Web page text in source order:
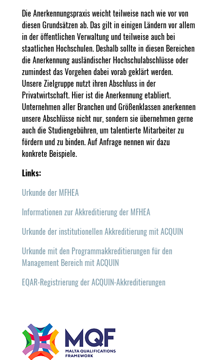
Die Anerkennungspraxis weicht teilweise nach wie vor von
diesen Grundsätzen ab. Das gilt in einigen Ländern vor allem
in der öffentlichen Verwaltung und teilweise auch bei
staatlichen Hochschulen. Deshalb sollte in diesen Bereichen
die Anerkennung ausländischer Hochschulabschlüsse oder
zumindest das Vorgehen dabei vorab geklärt werden.
Unsere Zielgruppe nutzt ihren Abschluss in der
Privatwirtschaft. Hier ist die Anerkennung etabliert.
Unternehmen aller Branchen und Größenklassen anerkennen
unsere Abschlüsse nicht nur, sondern sie übernehmen gerne
auch die Studiengebühren, um talentierte Mitarbeiter zu
fördern und zu binden. Auf Anfrage nennen wir dazu
konkrete Beispiele.
Links:
Urkunde der MFHEA
Informationen zur Akkreditierung der MFHEA
Urkunde der institutionellen Akkreditierung mit ACQUIN
Urkunde mit den Programmakkreditierungen für den
Management Bereich mit ACQUIN
EQAR-Registrierung der ACQUIN-Akkreditierungen